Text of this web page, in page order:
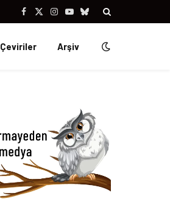
Facebook
X
Instagram
YouTubeBluesky
Çeviriler Arşiv